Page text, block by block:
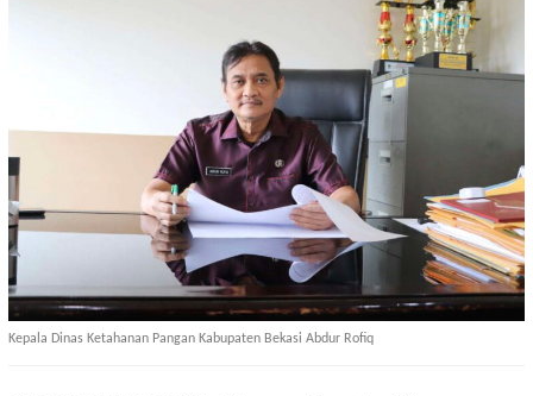
Kepala Dinas Ketahanan Pangan Kabupaten Bekasi Abdur Rofiq